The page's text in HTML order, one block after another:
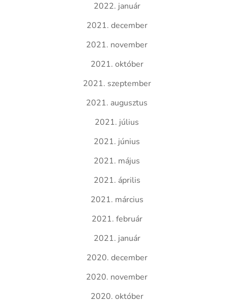
2022. január
2021. december
2021. november
2021. október
2021. szeptember
2021. augusztus
2021. július
2021. június
2021. május
2021. április
2021. március
2021. február
2021. január
2020. december
2020. november
2020. október